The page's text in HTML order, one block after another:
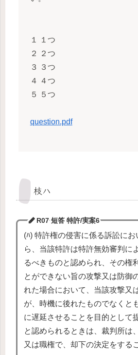
１ １つ
２ ２つ
３ ３つ
４ ４つ
５ ５つ
question.pdf
枝ハ
R07 短答 特許/実案6
(ﾊ) 特許権の侵害に係る訴訟に
ら、当該特許は特許無効審判に
るべきものと認められ、その権
とができない旨の攻撃又は防御
れた場合において、当該攻撃又
が、時機に後れたものでなくと
に遅延させることを目的として
と認められるときは、裁判所は
又は職権で、却下の決定をする